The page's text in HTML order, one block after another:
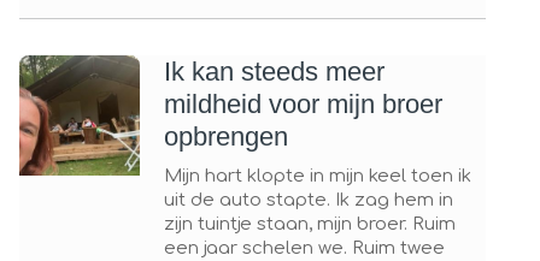
Ik kan steeds meer
mildheid voor mijn broer
opbrengen
Mijn hart klopte in mijn keel toen ik
uit de auto stapte. Ik zag hem in
zijn tuintje staan, mijn broer. Ruim
een jaar schelen we. Ruim twee